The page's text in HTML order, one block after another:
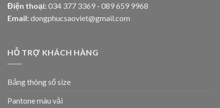
Điện thoại: 034 377 3369 - 089 659 9968
Email: dongphucsaoviet@gmail.com
HỖ TRỢ KHÁCH HÀNG
Bảng thông số size
Pantone màu vải